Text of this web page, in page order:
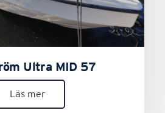
Ultra MID 57
Läs mer